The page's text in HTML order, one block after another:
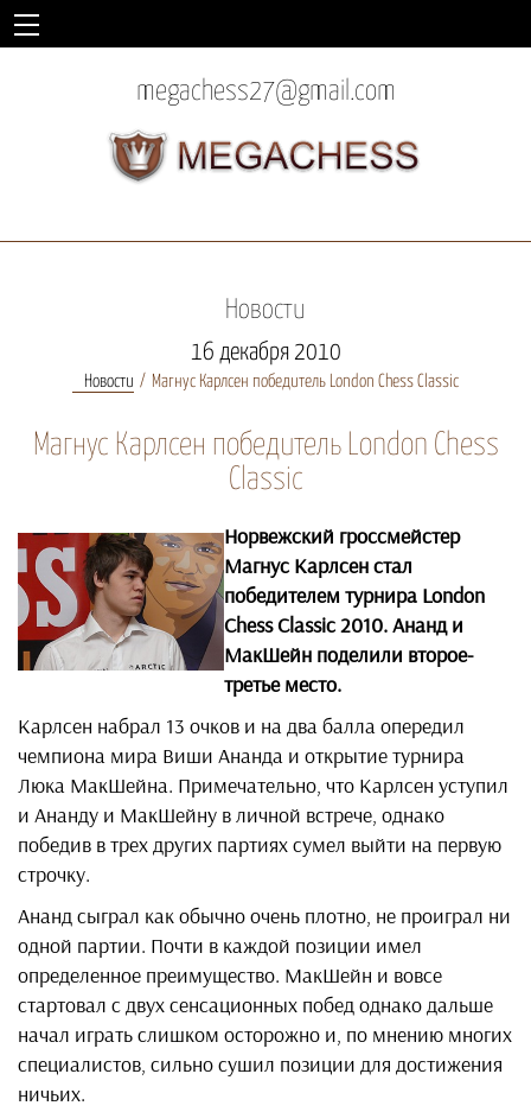
megachess27@gmail.com
Новости
16 декабря 2010
Новости Магнус Карлсен победитель London Chess Classic
Магнус Карлсен победитель London Chess
Classic
Норвежский гроссмейстер
Магнус Карлсен стал
победителем турнира London
Chess Classic 2010. Ананд и
МакШейн поделили второе-
третье место.
Карлсен набрал 13 очков и на два балла опередил
чемпиона мира Виши Ананда и открытие турнира
Люка МакШейна. Примечательно, что Карлсен уступил
и Ананду и МакШейну в личной встрече, однако
победив в трех других партиях сумел выйти на первую
строчку.
Ананд сыграл как обычно очень плотно, не проиграл ни
одной партии. Почти в каждой позиции имел
определенное преимущество. МакШейн и вовсе
стартовал с двух сенсационных побед однако дальше
начал играть слишком осторожно и, по мнению многих
специалистов, сильно сушил позиции для достижения
ничьих.